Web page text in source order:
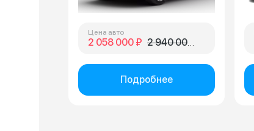
Цена авто
2 058 000 ₽ 2 940 000 ₽
Подробнее